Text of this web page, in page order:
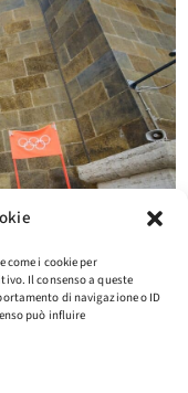
come i cookie per
Il consenso a queste
di navigazione o ID
può influire